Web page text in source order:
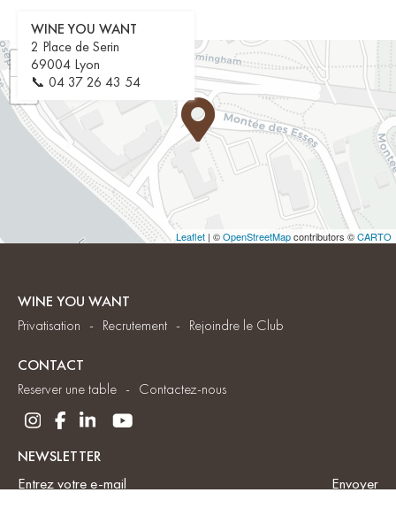
Leaflet | ©OpenStreetMapcontributors ©CARTO
WINE YOU WANT
2 Place de Serin
69004 Lyon
📞 04 37 26 43 54
WINE YOU WANT
Privatisation
Recrutement Rejoindre le Club
CONTACT
Reserver une table
Contactez-nous
NEWSLETTER
Envoyer